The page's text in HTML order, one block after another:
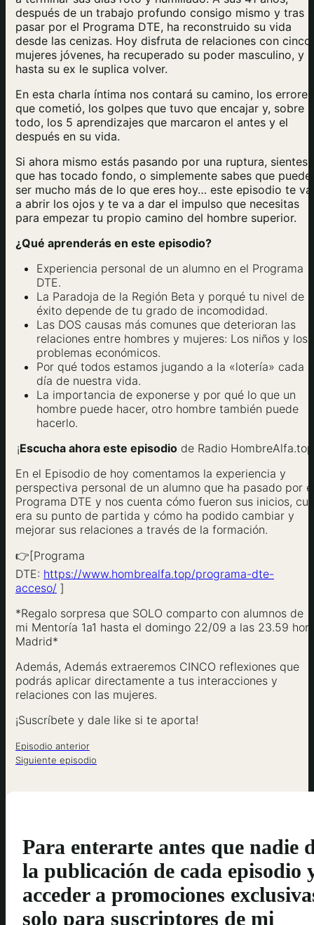
después de un trabajo profundo consigo mismo y tras
pasar por el Programa DTE, ha reconstruido su vida
desde las cenizas. Hoy disfruta de relaciones con cinco
mujeres jóvenes, ha recuperado su poder masculino, y
hasta su ex le suplica volver.
En esta charla íntima nos contará su camino, los errores
que cometió, los golpes que tuvo que encajar y, sobre
todo, los 5 aprendizajes que marcaron el antes y el
después en su vida.
Si ahora mismo estás pasando por una ruptura, sientes
que has tocado fondo, o simplemente sabes que
ser mucho más de lo que eres hoy… este episodio te va
a abrir los ojos y te va a dar el impulso que necesitas
para empezar tu propio camino del hombre superior.
¿Qué aprenderás en este episodio?
Experiencia personal de un alumno en el Programa
DTE.
La Paradoja de la Región Beta y porqué tu nivel de
éxito depende de tu grado de incomodidad.
Las DOS causas más comunes que deterioran las
relaciones entre hombres y mujeres: Los niños y los
problemas económicos.
Por qué todos estamos jugando a la «lotería» cada
día de nuestra vida.
La importancia de exponerse y por qué lo que un
hombre puede hacer, otro hombre también puede
hacerlo.
¡Escucha ahora este episodio de Radio
En el Episodio de hoy comentamos la experiencia y
perspectiva personal de un alumno que ha pasado por
Programa DTE y nos cuenta cómo fueron sus inicios,
era su punto de partida y cómo ha podido cambiar y
mejorar sus relaciones a través de la formación.
👉[Programa
DTE: https://www.hombrealfa.top/programa-dte-
acceso/ ]
*Regalo sorpresa que SOLO comparto con alumnos de
mi Mentoría 1a1 hasta el domingo 22/09 a las 23.59
Madrid*
Además, Además extraeremos CINCO reflexiones que
podrás aplicar directamente a tus interacciones y
relaciones con las mujeres.
¡Suscríbete y dale like si te aporta!
Episodio anterior
Siguiente episodio
Para enterarte antes que nadie
la publicación de cada episodio
acceder a promociones
solo para suscriptores de mi